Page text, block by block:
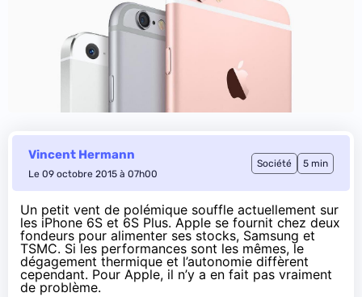
Vincent Hermann
Le 09 octobre 2015 à 07h00
Société 5 min
Un petit vent de polémique souffle actuellement sur
les iPhone 6S et 6S Plus. Apple se fournit chez deux
fondeurs pour alimenter ses stocks, Samsung et
TSMC. Si les performances sont les mêmes, le
dégagement thermique et l’autonomie diffèrent
cependant. Pour Apple, il n’y a en fait pas vraiment
de problème.